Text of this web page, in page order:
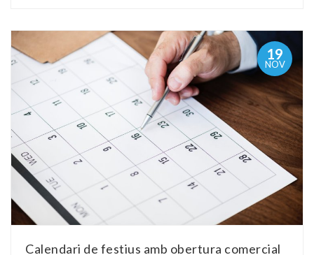
19
NOV
Calendari de festius amb obertura comercial